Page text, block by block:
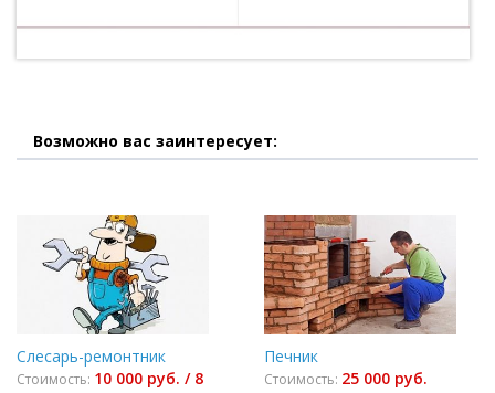
Возможно вас заинтересует:
Слесарь-ремонтник
Стоимость: 10 000 руб. / 8
Печник
Стоимость: 25 000 руб.